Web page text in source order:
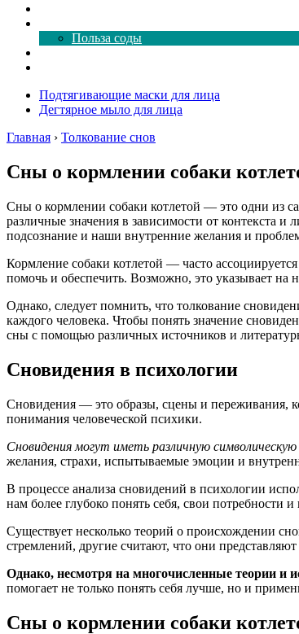
Польза соды
Подтягивающие маски для лица
Дегтярное мыло для лица
Главная › Толкование снов
Сны о кормлении собаки
Сны о кормлении собаки котлетой — это одни из
различные значения в зависимости от контекста
подсознание и наши внутренние желания и
Кормление собаки котлетой — часто
помочь и обеспечить. Возможно, это указывает
Однако, следует помнить, что толкование
каждого человека. Чтобы понять значение
сны с помощью различных источников и
Сновидения в психологии
Сновидения — это образы, сцены и переживания,
понимания человеческой психики.
Сновидения могут иметь различную
желания, страхи, испытываемые эмоции и
В процессе анализа сновидений в психологии
нам более глубоко понять себя, свои потребности
Существует несколько теорий о происхождении
стремлений, другие считают, что они
Однако, несмотря на многочисленные теории и
помогает не только понять себя лучше, но и
Сны о кормлении собаки